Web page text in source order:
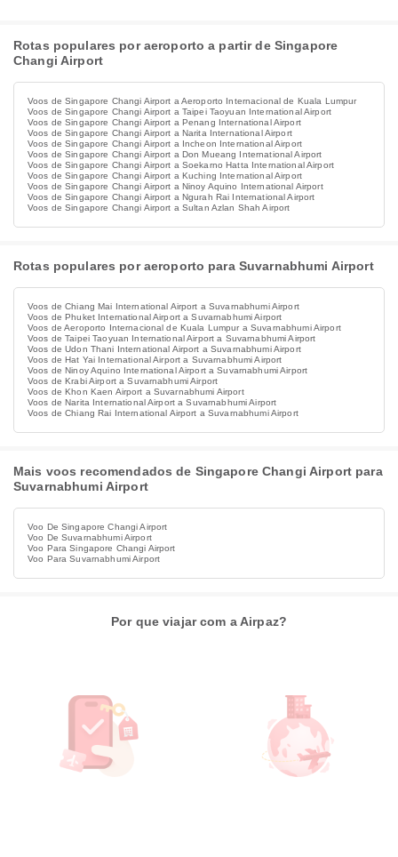
Rotas populares por aeroporto a partir de Singapore
Changi Airport
Voos de Singapore Changi Airport a Aeroporto Internacional de Kuala Lumpur
Voos de Singapore Changi Airport a Taipei Taoyuan International Airport
Voos de Singapore Changi Airport a Penang International Airport
Voos de Singapore Changi Airport a Narita International Airport
Voos de Singapore Changi Airport a Incheon International Airport
Voos de Singapore Changi Airport a Don Mueang International Airport
Voos de Singapore Changi Airport a Soekarno Hatta International Airport
Voos de Singapore Changi Airport a Kuching International Airport
Voos de Singapore Changi Airport a Ninoy Aquino International Airport
Voos de Singapore Changi Airport a Ngurah Rai International Airport
Voos de Singapore Changi Airport a Sultan Azlan Shah Airport
Rotas populares por aeroporto para Suvarnabhumi Airport
Voos de Chiang Mai International Airport a Suvarnabhumi Airport
Voos de Phuket International Airport a Suvarnabhumi Airport
Voos de Aeroporto Internacional de Kuala Lumpur a Suvarnabhumi Airport
Voos de Taipei Taoyuan International Airport a Suvarnabhumi Airport
Voos de Udon Thani International Airport a Suvarnabhumi Airport
Voos de Hat Yai International Airport a Suvarnabhumi Airport
Voos de Ninoy Aquino International Airport a Suvarnabhumi Airport
Voos de Krabi Airport a Suvarnabhumi Airport
Voos de Khon Kaen Airport a Suvarnabhumi Airport
Voos de Narita International Airport a Suvarnabhumi Airport
Voos de Chiang Rai International Airport a Suvarnabhumi Airport
Mais voos recomendados de Singapore Changi Airport para
Suvarnabhumi Airport
Voo De Singapore Changi Airport
Voo De Suvarnabhumi Airport
Voo Para Singapore Changi Airport
Voo Para Suvarnabhumi Airport
Por que viajar com a Airpaz?